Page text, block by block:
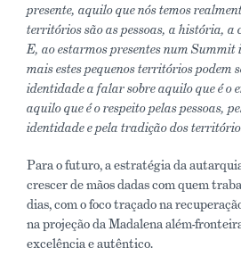
presente, aquilo que nós temos
territórios são as pessoas, a história, a
E, ao estarmos presentes num
mais estes pequenos territórios podem
identidade a falar sobre aquilo que é o
aquilo que é o respeito pelas pessoas,
identidade e pela tradição dos
Para o futuro, a estratégia da
crescer de mãos dadas com quem
dias, com o foco traçado na
na projeção da Madalena além-
excelência e autêntico.